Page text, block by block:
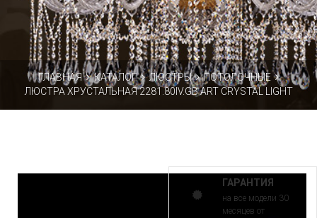
ГЛАВНАЯ КАТАЛОГ ЛЮСТРЫ
ПОТОЛОЧНЫЕ
ЛЮСТРА ХРУСТАЛЬНАЯ 2281.80IV.GB ART CRYSTAL LIGHT
ГАРАНТИЯ
на все модели 30
месяцев от